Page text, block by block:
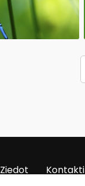
Ziedot Kontakti